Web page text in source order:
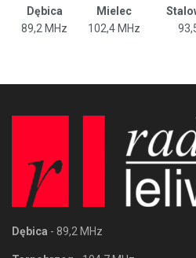
Dębica Mielec
89,2 MHz
102,4 MHz
Dębica - 89,2 MHz